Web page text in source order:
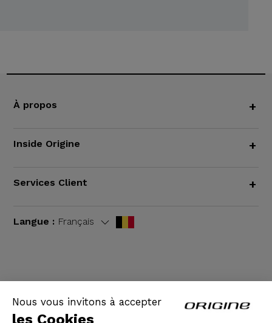
Nous vous invitons à accepter
les Cookies
À propos +
Inside Origine +
Services Client +
Langue : Français